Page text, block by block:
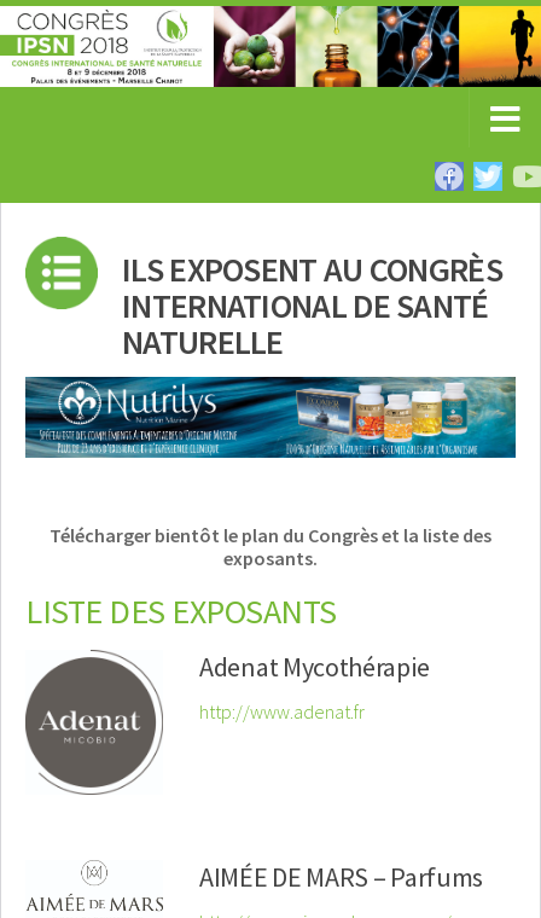
ILS EXPOSENT AU CONGRÈS
INTERNATIONAL DE SANTÉ
NATURELLE
Télécharger bientôt le plan du Congrès et la liste des
exposants.
LISTE DES EXPOSANTS
Adenat Mycothérapie
http://www.adenat.fr
AIMÉE DE MARS – Parfums